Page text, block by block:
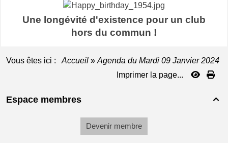
Une longévité d'existence pour un club
hors du commun !
Vous êtes ici : Accueil » Agenda du Mardi 09 Janvier 2024
Imprimer la page...

Espace membres
Devenir membre